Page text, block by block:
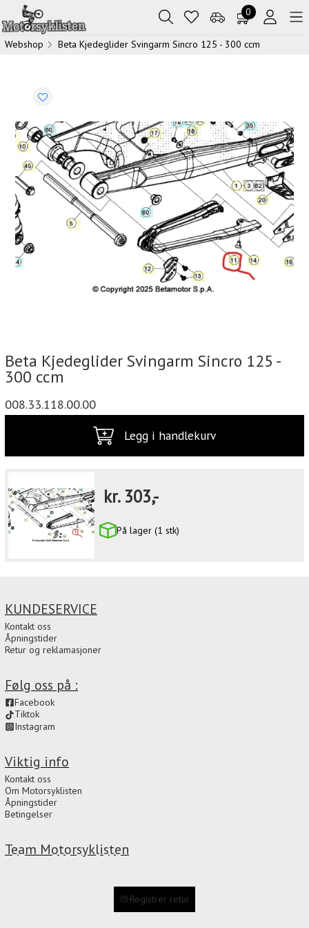
0
Webshop Beta Kjedeglider Svingarm Sincro 125 - 300 ccm
Beta Kjedeglider Svingarm Sincro 125 -
300 ccm
008.33.118.00.00
Legg i handlekurv
kr. 303,-
På lager (1 stk)
Team Motorsyklisten
Viktig info
Kontakt oss
Om Motorsyklisten
Åpningstider
Betingelser
Følg oss på :
Facebook
Tiktok
Instagram
KUNDESERVICE
Kontakt oss
Åpningstider
Retur og reklamasjoner
Registrer retur